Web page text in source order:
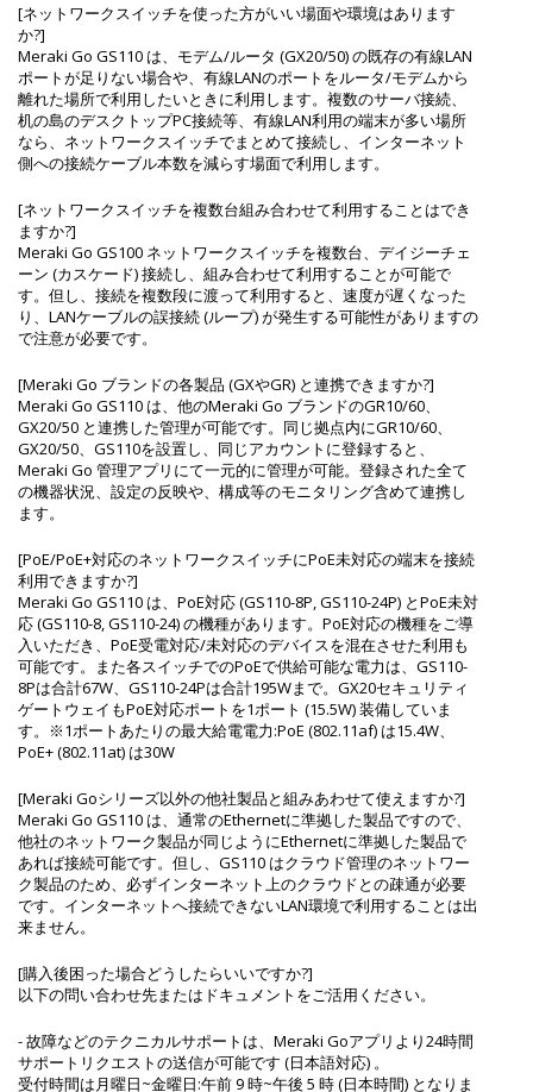
[ネットワークスイッチを使った方がいい場面や環境はあります
か?]
Meraki Go GS110 は、モデム/ルータ (GX20/50) の既存の有線LAN
ポートが足りない場合や、有線LANのポートをルータ/モデムから
離れた場所で利用したいときに利用します。複数のサーバ接続、
机の島のデスクトップPC接続等、有線LAN利用の端末が多い場所
なら、ネットワークスイッチでまとめて接続し、インターネット
側への接続ケーブル本数を減らす場面で利用します。
[ネットワークスイッチを複数台組み合わせて利用することはでき
ますか?]
Meraki Go GS100 ネットワークスイッチを複数台、デイジーチェ
ーン (カスケード) 接続し、組み合わせて利用することが可能で
す。但し、接続を複数段に渡って利用すると、速度が遅くなった
り、LANケーブルの誤接続 (ループ) が発生する可能性がありますの
で注意が必要です。
[Meraki Go ブランドの各製品 (GXやGR) と連携できますか?]
Meraki Go GS110 は、他のMeraki Go ブランドのGR10/60、
GX20/50 と連携した管理が可能です。同じ拠点内にGR10/60、
GX20/50、GS110を設置し、同じアカウントに登録すると、
Meraki Go 管理アプリにて一元的に管理が可能。登録された全て
の機器状況、設定の反映や、構成等のモニタリング含めて連携し
ます。
[PoE/PoE+対応のネットワークスイッチにPoE未対応の端末を接続
利用できますか?]
Meraki Go GS110 は、PoE対応 (GS110-8P, GS110-24P) とPoE未対
応 (GS110-8, GS110-24) の機種があります。PoE対応の機種をご導
入いただき、PoE受電対応/未対応のデバイスを混在させた利用も
可能です。また各スイッチでのPoEで供給可能な電力は、GS110-
8Pは合計67W、GS110-24Pは合計195Wまで。GX20セキュリティ
ゲートウェイもPoE対応ポートを1ポート (15.5W) 装備していま
す。※1ポートあたりの最大給電電力:PoE (802.11af) は15.4W、
PoE+ (802.11at) は30W
[Meraki Goシリーズ以外の他社製品と組みあわせて使えますか?]
Meraki Go GS110 は、通常のEthernetに準拠した製品ですので、
他社のネットワーク製品が同じようにEthernetに準拠した製品で
あれば接続可能です。但し、GS110 はクラウド管理のネットワー
ク製品のため、必ずインターネット上のクラウドとの疎通が必要
です。インターネットへ接続できないLAN環境で利用することは出
来ません。
[購入後困った場合どうしたらいいですか?]
以下の問い合わせ先またはドキュメントをご活用ください。
- 故障などのテクニカルサポートは、Meraki Goアプリより24時間
サポートリクエストの送信が可能です (日本語対応) 。
受付時間は月曜日~金曜日:午前 9 時~午後 5 時 (日本時間) となりま